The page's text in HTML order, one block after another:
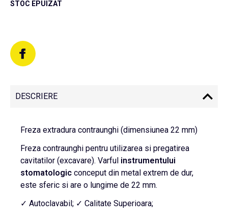
STOC EPUIZAT
DESCRIERE
Freza extradura contraunghi (dimensiunea 22 mm)
Freza contraunghi pentru utilizarea si pregatirea
cavitatilor (excavare). Varful instrumentului
stomatologic conceput din metal extrem de dur,
este sferic si are o lungime de 22 mm.
✓ Autoclavabil; ✓ Calitate Superioara;